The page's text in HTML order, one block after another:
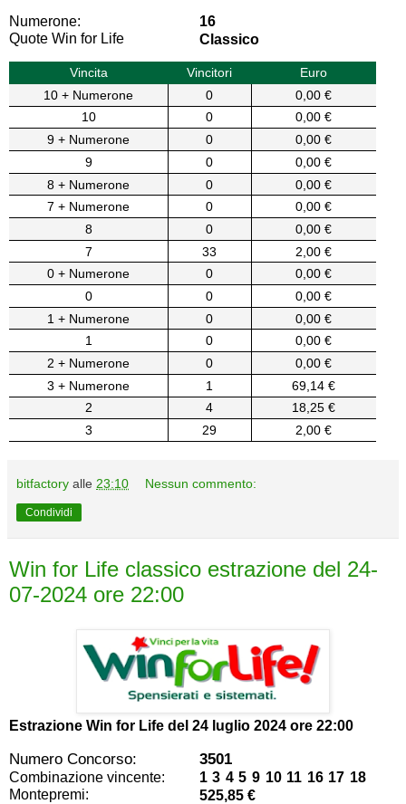
Numerone:
16
Quote Win for Life
Classico
Vincita Vincitori
Euro
10 + Numerone
0
0,00 €
10
0
0,00 €
9 + Numerone
0
0,00 €
9
0
0,00 €
8 + Numerone
0
0,00 €
7 + Numerone
0
0,00 €
8
0
0,00 €
7
33
2,00 €
0 + Numerone
0
0,00 €
0
0
0,00 €
1 + Numerone
0
0,00 €
1
0
0,00 €
2 + Numerone
0
0,00 €
3 + Numerone
1
69,14 €
2
4
18,25 €
3
29 2,00 €
bitfactory alle 23:10 Nessun commento:
Condividi
Win for Life classico estrazione del 24-
07-2024 ore 22:00
Estrazione Win for Life del 24 luglio 2024 ore 22:00
Numero Concorso: 3501
Combinazione vincente:
1 3 4 5 9 10 11 16 17 18
Montepremi:
525,85 €